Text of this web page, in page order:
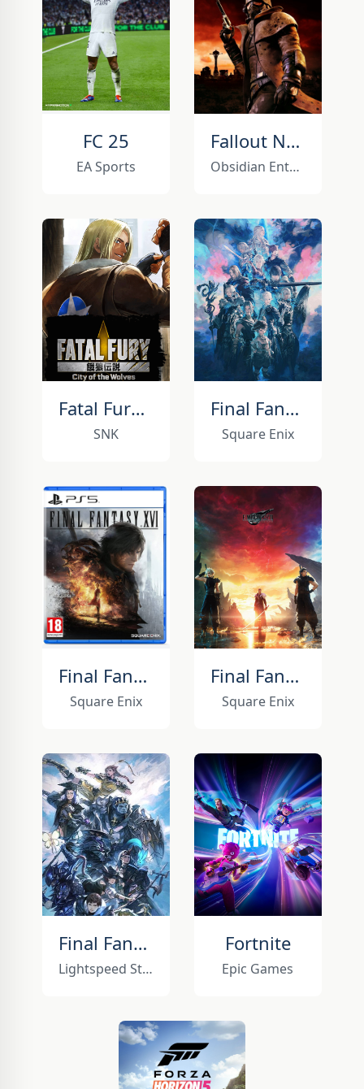
FC 25
EA Sports
Fallout New Vegas
Obsidian Entertainment
Fatal Fury: City of the Wolves
SNK
Final Fantasy 14
Square Enix
Final Fantasy 16
Square Enix
Final Fantasy 7 Rebirth
Square Enix
Final Fantasy XIV Mobile
Lightspeed Studios
Fortnite
Epic Games